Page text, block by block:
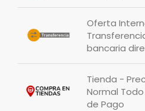
Oferta
bancaria
Tienda -
Normal
de Pago